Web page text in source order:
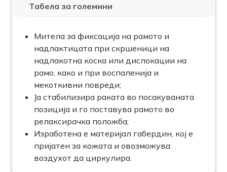
Табела за големини
Митела за фиксација на рамото и
надлактицата при скршеници на
надлакотна коска или дислокации на
рамо, како и при воспаленија и
мекоткивни повреди;
Ја стабилизира раката во посакуваната
позиција и го поставува рамото во
релаксирачка положба;
Изработена e материјал габердин, кој е
пријатен за кожата и овозможува
воздухот да циркулира.